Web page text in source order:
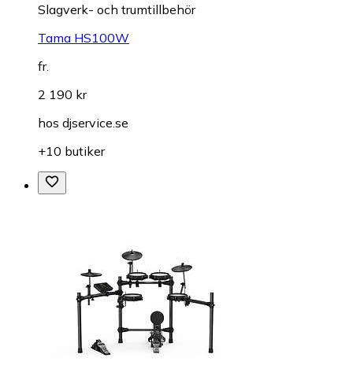
Slagverk- och trumtillbehör
Tama HS100W
fr.
2 190 kr
hos djservice.se
+10 butiker